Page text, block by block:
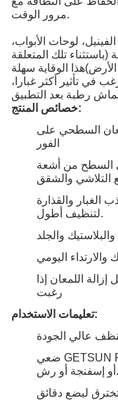
مرور الوقت.
لوحات الأبواب،
تلك المتعلقة
الوقاية سهلة
في تأثير أكثر غبارا،
خصائص المنتج:
السطحي على
الفور
السطح من أشعة
الغبار والقذارة
لتنظيف أطول.
والجلد
والارتداء اليومي
اللمعان إذا
رغبت
تعليمات الاستخدام:
ضعي GETSUN Protectant باستخدام قطعة قماش نظيفة
أو إسفنجة أو رش.
لبضع دقائق